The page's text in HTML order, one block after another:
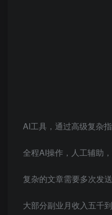
AI工具，通过高级复杂
全程AI操作，人工辅助
复杂的文章需要多次发
大部分副业月收入五千